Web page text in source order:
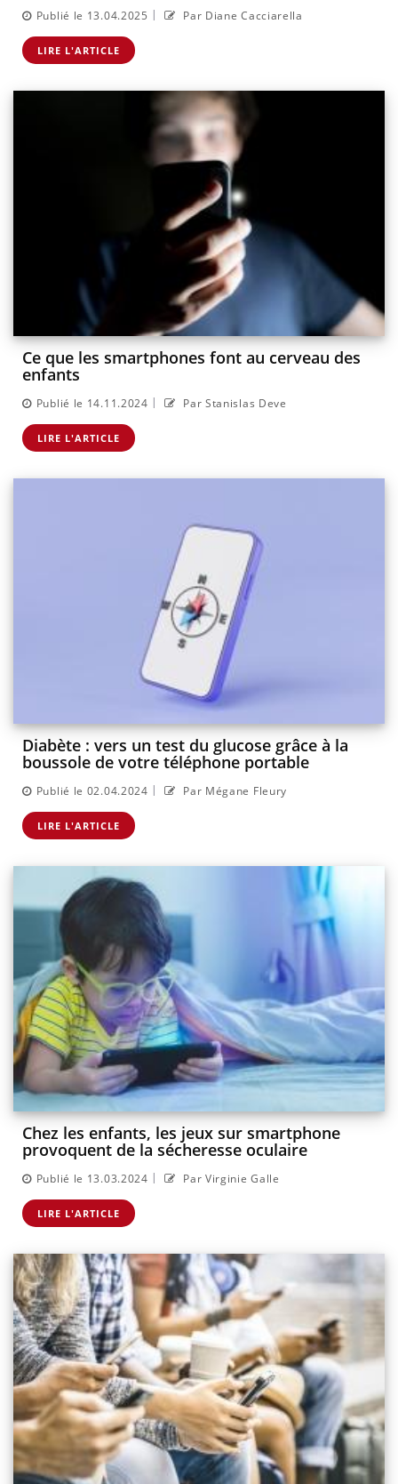
Publié le 13.04.2025 | Par Diane Cacciarella
LIRE L'ARTICLE
Ce que les smartphones font au cerveau des
enfants
Publié le 14.11.2024 | Par Stanislas Deve
LIRE L'ARTICLE
Diabète : vers un test du glucose grâce à la
boussole de votre téléphone portable
Publié le 02.04.2024 | Par Mégane Fleury
LIRE L'ARTICLE
Chez les enfants, les jeux sur smartphone
provoquent de la sécheresse oculaire
Publié le 13.03.2024 | Par Virginie Galle
LIRE L'ARTICLE